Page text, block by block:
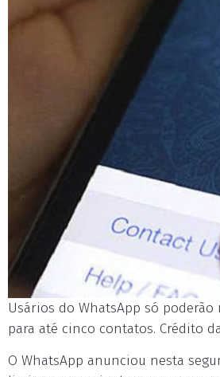
Usários do WhatsApp só poderão
para até cinco contatos. Crédito
O WhatsApp anunciou nesta